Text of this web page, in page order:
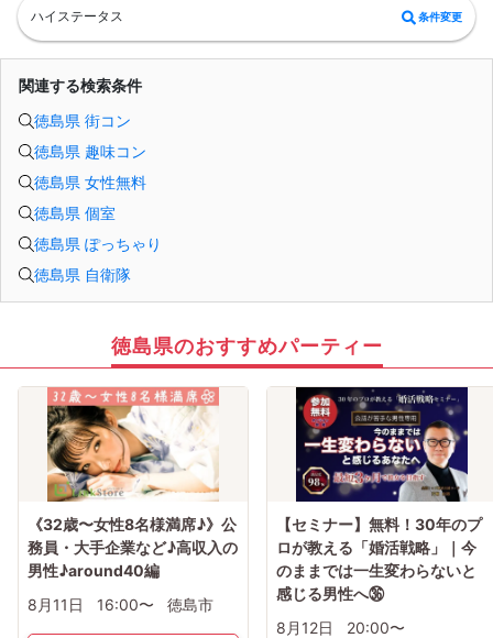
ご了承下さいませ。
・終了時刻は目安となります。正確な終了時刻はイベント開始時にスタッフより
ご案内いたします。
・直前の申込みや当日のキャンセルにより男女比が偏る可能性がございますこと
をご了承ください。
・最小催行人数 1対1、最大20名（男女比調整のため定員になる前にキャンセル待
・イベント開催時刻１時間前迄に最小催行人数に満たない場合は中止のご連絡を
ハイステータス 条件変更
関連する検索条件
徳島県 街コン
徳島県 趣味コン
徳島県 女性無料
徳島県 個室
徳島県 ぽっちゃり
徳島県 自衛隊
徳島県のおすすめパーティー
《32歳〜女性8名様満席♪》公
務員・大手企業など♪高収入の
男性♪around40編
8月11日
16:00〜 徳島市
【セミナー】無料！30年のプ
ロが教える「婚活戦略」｜今
のままでは一生変わらないと
感じる男性へ㊱
8月12日
20:00〜